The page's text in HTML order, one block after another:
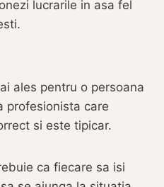
lucrarile in asa fel
ales pentru o persoana
profesionista care
si este tipicar.
ca fiecare sa isi